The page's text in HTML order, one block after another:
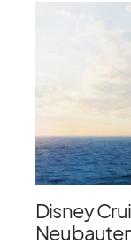
Disney